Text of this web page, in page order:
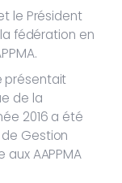
le Président
fédération en
présentait
de la
2016 a été
Gestion
aux AAPPMA